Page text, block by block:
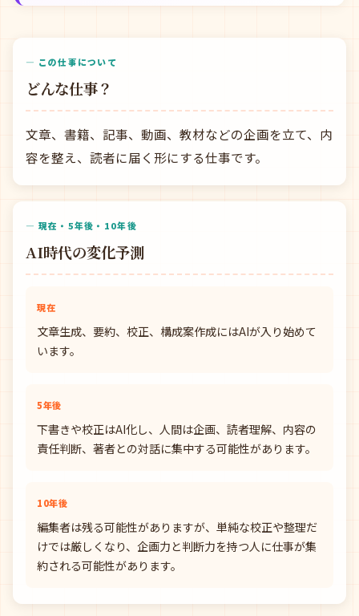
— この仕事について
どんな仕事？
文章、書籍、記事、動画、教材などの企画を立て、内
容を整え、読者に届く形にする仕事です。
— 現在・5年後・10年後
AI時代の変化予測
現在
文章生成、要約、校正、構成案作成にはAIが入り始めて
います。
5年後
下書きや校正はAI化し、人間は企画、読者理解、内容の
責任判断、著者との対話に集中する可能性があります。
10年後
編集者は残る可能性がありますが、単純な校正や整理だ
けでは厳しくなり、企画力と判断力を持つ人に仕事が集
約される可能性があります。